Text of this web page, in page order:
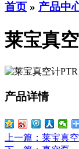
首页 » 产品中
莱宝真
产品详情
上一篇 ：莱宝真